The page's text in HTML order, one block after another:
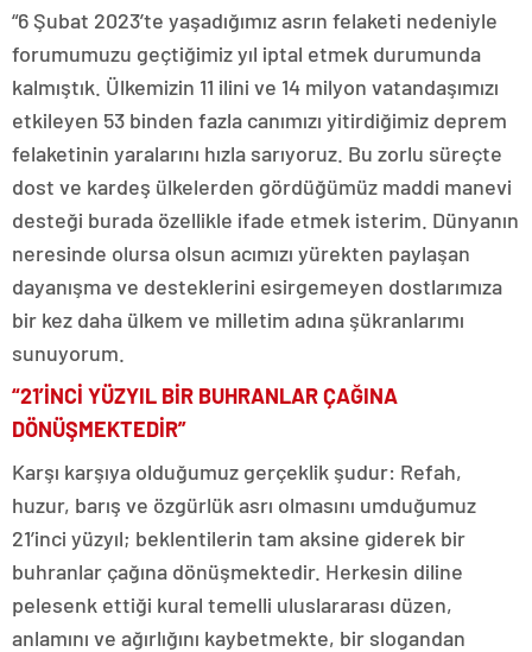
“6 Şubat 2023’te yaşadığımız asrın felaketi nedeniyle
forumumuzu geçtiğimiz yıl iptal etmek durumunda
kalmıştık. Ülkemizin 11 ilini ve 14 milyon vatandaşımızı
etkileyen 53 binden fazla canımızı yitirdiğimiz deprem
felaketinin yaralarını hızla sarıyoruz. Bu zorlu süreçte
dost ve kardeş ülkelerden gördüğümüz maddi manevi
desteği burada özellikle ifade etmek isterim. Dünyanın
neresinde olursa olsun acımızı yürekten paylaşan
dayanışma ve desteklerini esirgemeyen dostlarımıza
bir kez daha ülkem ve milletim adına şükranlarımı
sunuyorum.
“21’İNCİ YÜZYIL BİR BUHRANLAR ÇAĞINA
DÖNÜŞMEKTEDİR”
Karşı karşıya olduğumuz gerçeklik şudur: Refah,
huzur, barış ve özgürlük asrı olmasını umduğumuz
21’inci yüzyıl; beklentilerin tam aksine giderek bir
buhranlar çağına dönüşmektedir. Herkesin diline
pelesenk ettiği kural temelli uluslararası düzen,
anlamını ve ağırlığını kaybetmekte, bir slogandan